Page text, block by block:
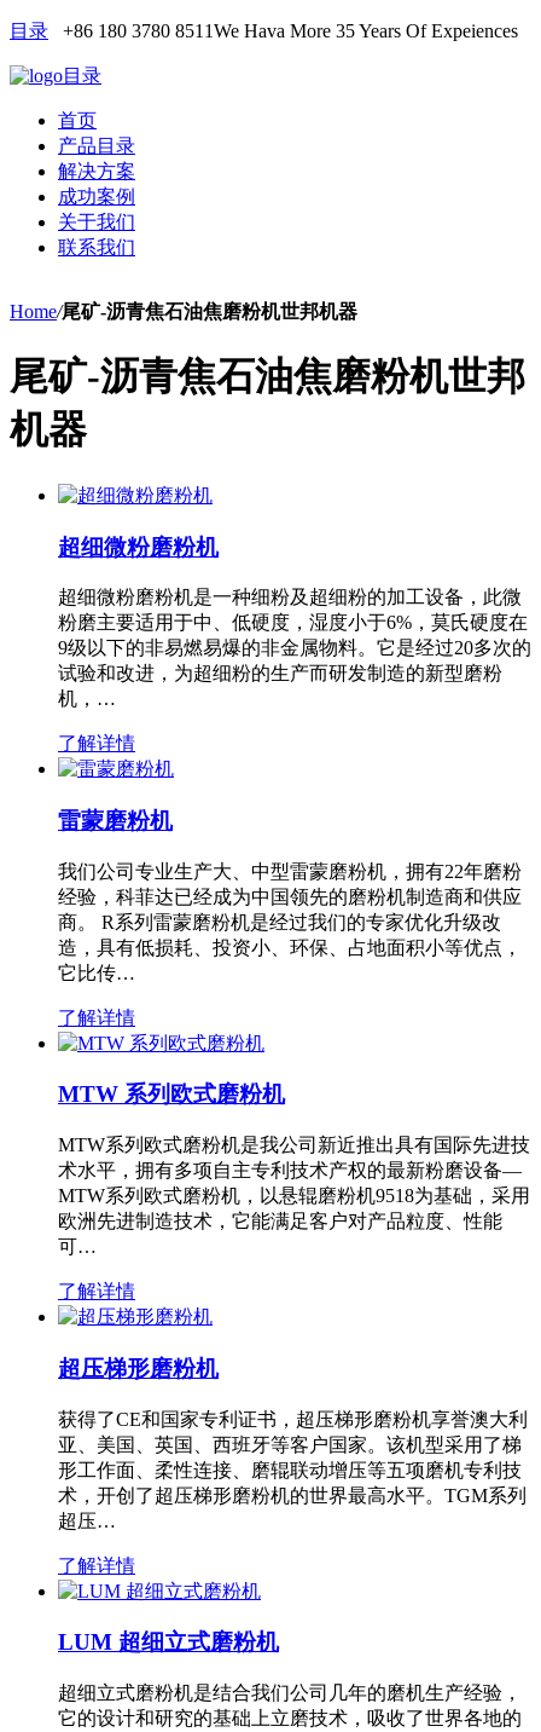
目录 +86 180 3780 8511We Hava More 35 Years Of Expeiences
目录
首页
产品目录
解决方案
成功案例
关于我们
联系我们
Home/尾矿-沥青焦石油焦磨粉机世邦机器
尾矿-沥青焦石油焦磨粉机世邦
机器
超细微粉磨粉机
超细微粉磨粉机是一种细粉及超细粉的加工设备，此微
粉磨主要适用于中、低硬度，湿度小于6%，莫氏硬度在
9级以下的非易燃易爆的非金属物料。它是经过20多次的
试验和改进，为超细粉的生产而研发制造的新型磨粉
机，…
了解详情
雷蒙磨粉机
我们公司专业生产大、中型雷蒙磨粉机，拥有22年磨粉
经验，科菲达已经成为中国领先的磨粉机制造商和供应
商。 R系列雷蒙磨粉机是经过我们的专家优化升级改
造，具有低损耗、投资小、环保、占地面积小等优点，
它比传…
了解详情
MTW 系列欧式磨粉机
MTW系列欧式磨粉机是我公司新近推出具有国际先进技
术水平，拥有多项自主专利技术产权的最新粉磨设备—
MTW系列欧式磨粉机，以悬辊磨粉机9518为基础，采用
欧洲先进制造技术，它能满足客户对产品粒度、性能
可…
了解详情
超压梯形磨粉机
获得了CE和国家专利证书，超压梯形磨粉机享誉澳大利
亚、美国、英国、西班牙等客户国家。该机型采用了梯
形工作面、柔性连接、磨辊联动增压等五项磨机专利技
术，开创了超压梯形磨粉机的世界最高水平。TGM系列
超压…
了解详情
LUM 超细立式磨粉机
超细立式磨粉机是结合我们公司几年的磨机生产经验，
它的设计和研究的基础上立磨技术，吸收了世界各地的